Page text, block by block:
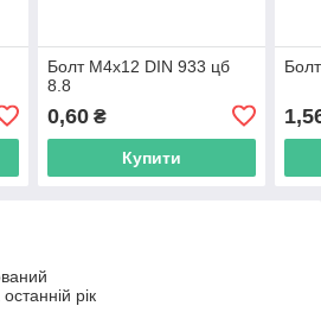
Болт М4х12 DIN 933 цб
8.8
0,60₴
Купити
рік